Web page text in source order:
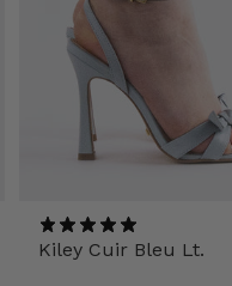
Kiley Cuir Bleu Lt.